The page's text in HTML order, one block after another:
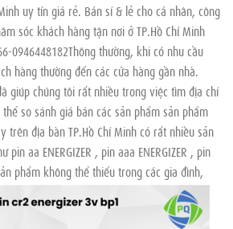
uy tín giá rẻ. Bán sỉ & lẻ cho cá nhân, công
sóc khách hàng tận nơi ở TP.Hồ Chí Minh
0946448182Thông thường, khi có nhu cầu
hàng thường đến các cửa hàng gần nhà.
giúp chúng tôi rất nhiều trong việc tìm địa chỉ
so sánh giá bán các sản phẩm sản phẩm
trên địa bàn TP.Hồ Chí Minh có rất nhiều sản
pin aa ENERGIZER , pin aaa ENERGIZER , pin
phẩm không thể thiếu trong các gia đình,